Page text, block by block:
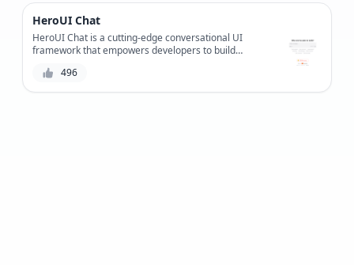
HeroUI Chat
HeroUI Chat is a cutting-edge conversational UI
framework that empowers developers to build
the way users interact with applications.
496